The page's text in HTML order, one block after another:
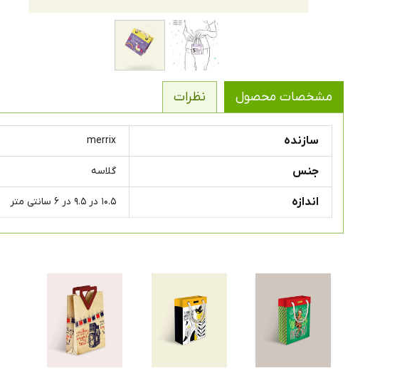
مشخصات محصول نظرات
سازنده merrix
جنس گلاسه
اندازه ۱۰.۵ در ۹.۵ در ۶ سانتی متر